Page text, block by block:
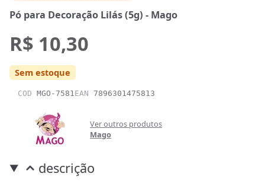
Pó para Decoração Lilás (5g) - Mago
R$ 10,30
Sem estoque
COD MGO-7581EAN 7896301475813
Ver outros produtos
Mago
descrição